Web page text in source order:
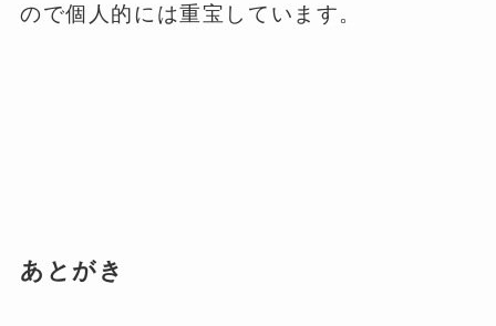
ので個人的には重宝しています。
あとがき